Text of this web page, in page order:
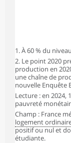
1. À 60 % du
2. Le point 2020
production en
une chaîne de
nouvelle Enquête
Lecture : en 2024,
pauvreté
Champ : France
logement
positif ou nul et
étudiante.